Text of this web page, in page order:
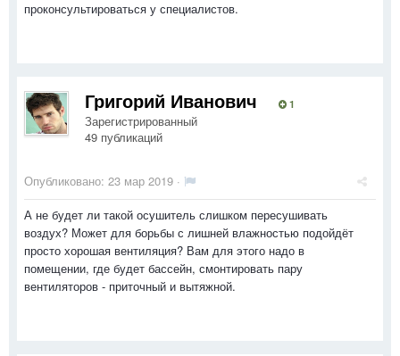
проконсультироваться у специалистов.
Григорий Иванович 1
Зарегистрированный
49 публикаций
Опубликовано: 23 мар 2019 ·
А не будет ли такой осушитель слишком пересушивать
воздух? Может для борьбы с лишней влажностью подойдёт
просто хорошая вентиляция? Вам для этого надо в
помещении, где будет бассейн, смонтировать пару
вентиляторов - приточный и вытяжной.